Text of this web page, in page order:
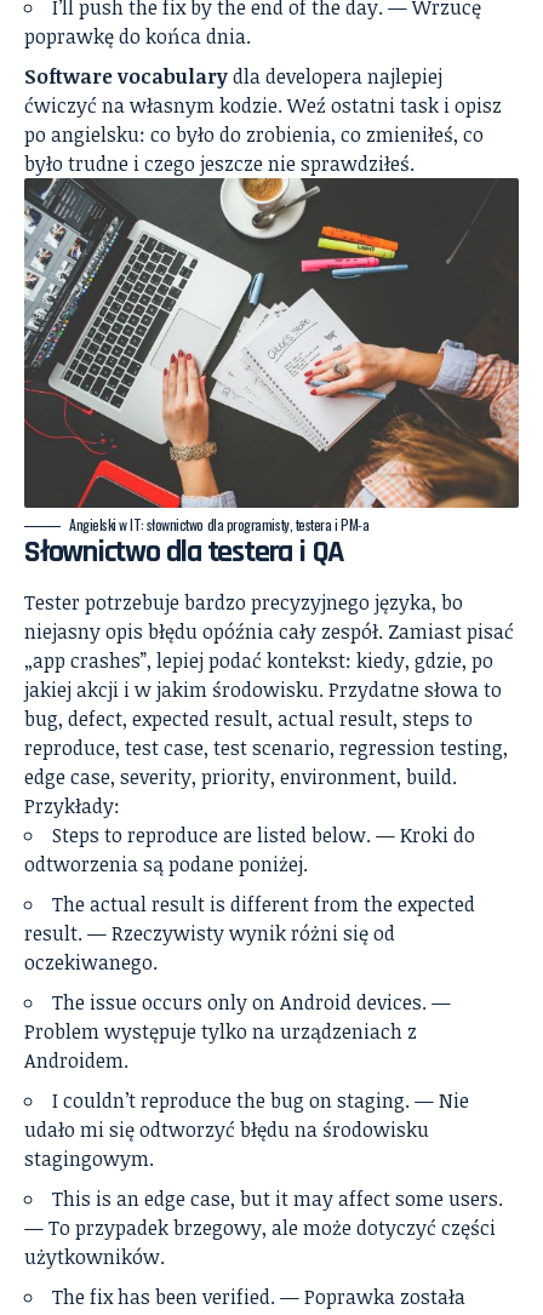
I’ll push the fix by the end of the day. — Wrzucę
poprawkę do końca dnia.
Software vocabularydla developera najlepiej
ćwiczyć na własnym kodzie. Weź ostatni task i opisz
po angielsku: co było do zrobienia, co zmieniłeś, co
było trudne i czego jeszcze nie sprawdziłeś.
Angielski w IT: słownictwo dla programisty, testera i PM-a
Słownictwo dla testera i QA
Tester potrzebuje bardzo precyzyjnego języka, bo
niejasny opis błędu opóźnia cały zespół. Zamiast pisać
„app crashes”, lepiej podać kontekst: kiedy, gdzie, po
jakiej akcji i w jakim środowisku. Przydatne słowa to
bug, defect, expected result, actual result, steps to
reproduce, test case, test scenario, regression testing,
edge case, severity, priority, environment, build.
Przykłady:
Steps to reproduce are listed below. — Kroki do
odtworzenia są podane poniżej.
The actual result is different from the expected
result. — Rzeczywisty wynik różni się od
oczekiwanego.
The issue occurs only on Android devices. —
Problem występuje tylko na urządzeniach z
Androidem.
I couldn’t reproduce the bug on staging. — Nie
udało mi się odtworzyć błędu na środowisku
stagingowym.
This is an edge case, but it may affect some users.
— To przypadek brzegowy, ale może dotyczyć części
użytkowników.
The fix has been verified. — Poprawka została